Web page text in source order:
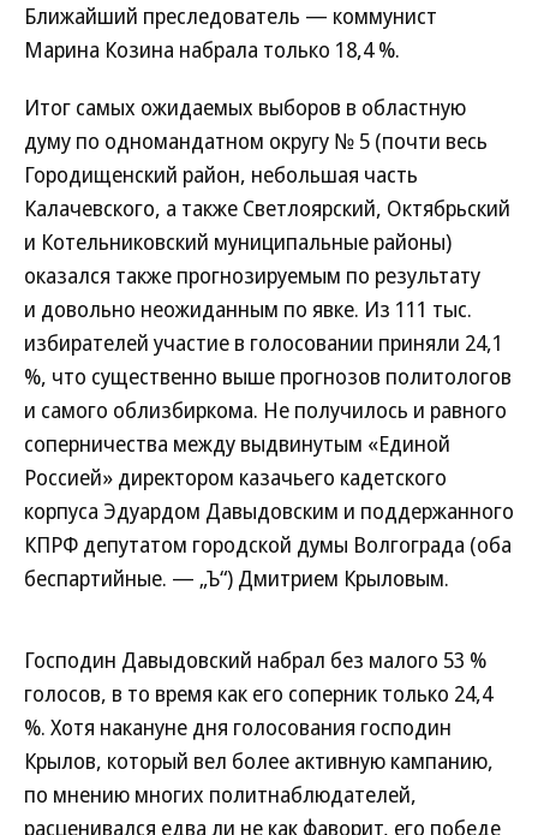
Ближайший преследователь — коммунист
Марина Козина набрала только 18,4 %.
Итог самых ожидаемых выборов в областную
думу по одномандатном округу № 5 (почти весь
Городищенский район, небольшая часть
Калачевского, а также Светлоярский, Октябрьский
и Котельниковский муниципальные районы)
оказался также прогнозируемым по результату
и довольно неожиданным по явке. Из 111 тыс.
избирателей участие в голосовании приняли 24,1
%, что существенно выше прогнозов политологов
и самого облизбиркома. Не получилось и равного
соперничества между выдвинутым «Единой
Россией» директором казачьего кадетского
корпуса Эдуардом Давыдовским и поддержанного
КПРФ депутатом городской думы Волгограда (оба
беспартийные. — „Ъ“) Дмитрием Крыловым.
Господин Давыдовский набрал без малого 53 %
голосов, в то время как его соперник только 24,4
%. Хотя накануне дня голосования господин
Крылов, который вел более активную кампанию,
по мнению многих политнаблюдателей,
расценивался едва ли не как фаворит, его победе